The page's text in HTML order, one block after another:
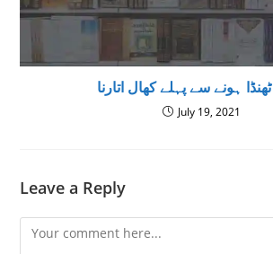
ہونے سے پہلے کھال اتارنا
July 19, 2021
Leave a Reply
Comment